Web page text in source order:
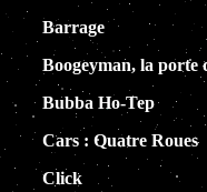
Barrage
Boogeyman, la porte
Bubba Ho-Tep
Cars : Quatre Roues
Click